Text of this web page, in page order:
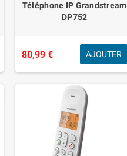
Téléphone IP Grandstream
DP752
80,99 € AJOUTER